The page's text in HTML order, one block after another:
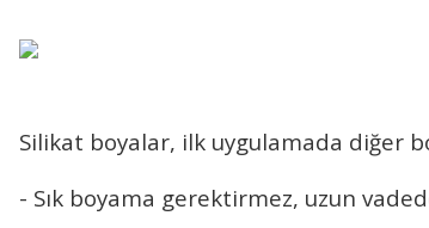
Silikat boyalar, ilk uygulamada diğer
- Sık boyama gerektirmez, uzun